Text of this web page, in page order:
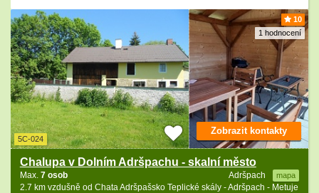
10
1 hodnocení
5C-024
Chalupa v Dolním Adršpachu - skalní město
Adršpach mapa
Max. 7 osob
2.7 km vzdušně od Chata Adršpašsko Teplické skály - Adršpach - Metuje
Zobrazit kontakty